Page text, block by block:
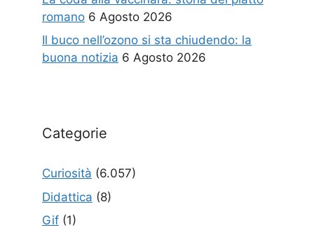
romano 6 Agosto 2026
Il buco nell’ozono si sta chiudendo: la
buona notizia 6 Agosto 2026
Categorie
Curiosità (6.057)
Didattica (8)
Gif (1)